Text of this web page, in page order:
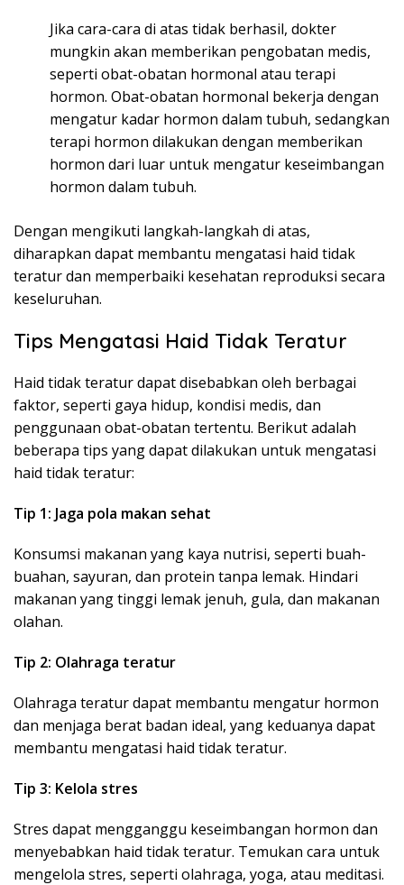
Jika cara-cara di atas tidak berhasil, dokter
mungkin akan memberikan pengobatan medis,
seperti obat-obatan hormonal atau terapi
hormon. Obat-obatan hormonal bekerja dengan
mengatur kadar hormon dalam tubuh, sedangkan
terapi hormon dilakukan dengan memberikan
hormon dari luar untuk mengatur keseimbangan
hormon dalam tubuh.
Dengan mengikuti langkah-langkah di atas,
diharapkan dapat membantu mengatasi haid tidak
teratur dan memperbaiki kesehatan reproduksi secara
keseluruhan.
Tips Mengatasi Haid Tidak Teratur
Haid tidak teratur dapat disebabkan oleh berbagai
faktor, seperti gaya hidup, kondisi medis, dan
penggunaan obat-obatan tertentu. Berikut adalah
beberapa tips yang dapat dilakukan untuk mengatasi
haid tidak teratur:
Tip 1: Jaga pola makan sehat
Konsumsi makanan yang kaya nutrisi, seperti buah-
buahan, sayuran, dan protein tanpa lemak. Hindari
makanan yang tinggi lemak jenuh, gula, dan makanan
olahan.
Tip 2: Olahraga teratur
Olahraga teratur dapat membantu mengatur hormon
dan menjaga berat badan ideal, yang keduanya dapat
membantu mengatasi haid tidak teratur.
Tip 3: Kelola stres
Stres dapat mengganggu keseimbangan hormon dan
menyebabkan haid tidak teratur. Temukan cara untuk
mengelola stres, seperti olahraga, yoga, atau meditasi.